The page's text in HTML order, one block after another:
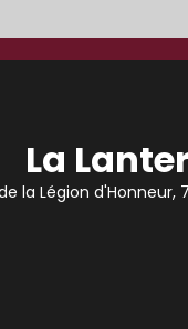
La
la Légion d'Honneur,